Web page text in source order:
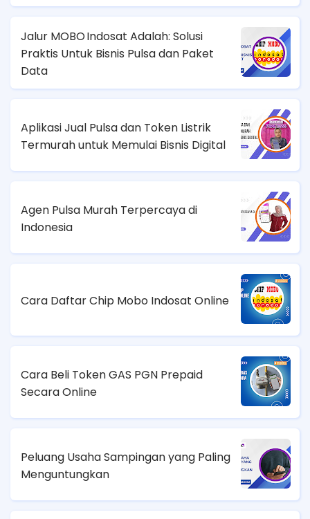
Jalur MOBO Indosat Adalah: Solusi
Praktis Untuk Bisnis Pulsa dan Paket
Data
Aplikasi Jual Pulsa dan Token Listrik
Termurah untuk Memulai Bisnis Digital
Agen Pulsa Murah Terpercaya di
Indonesia
Cara Daftar Chip Mobo Indosat Online
Cara Beli Token GAS PGN Prepaid
Secara Online
Peluang Usaha Sampingan yang Paling
Menguntungkan